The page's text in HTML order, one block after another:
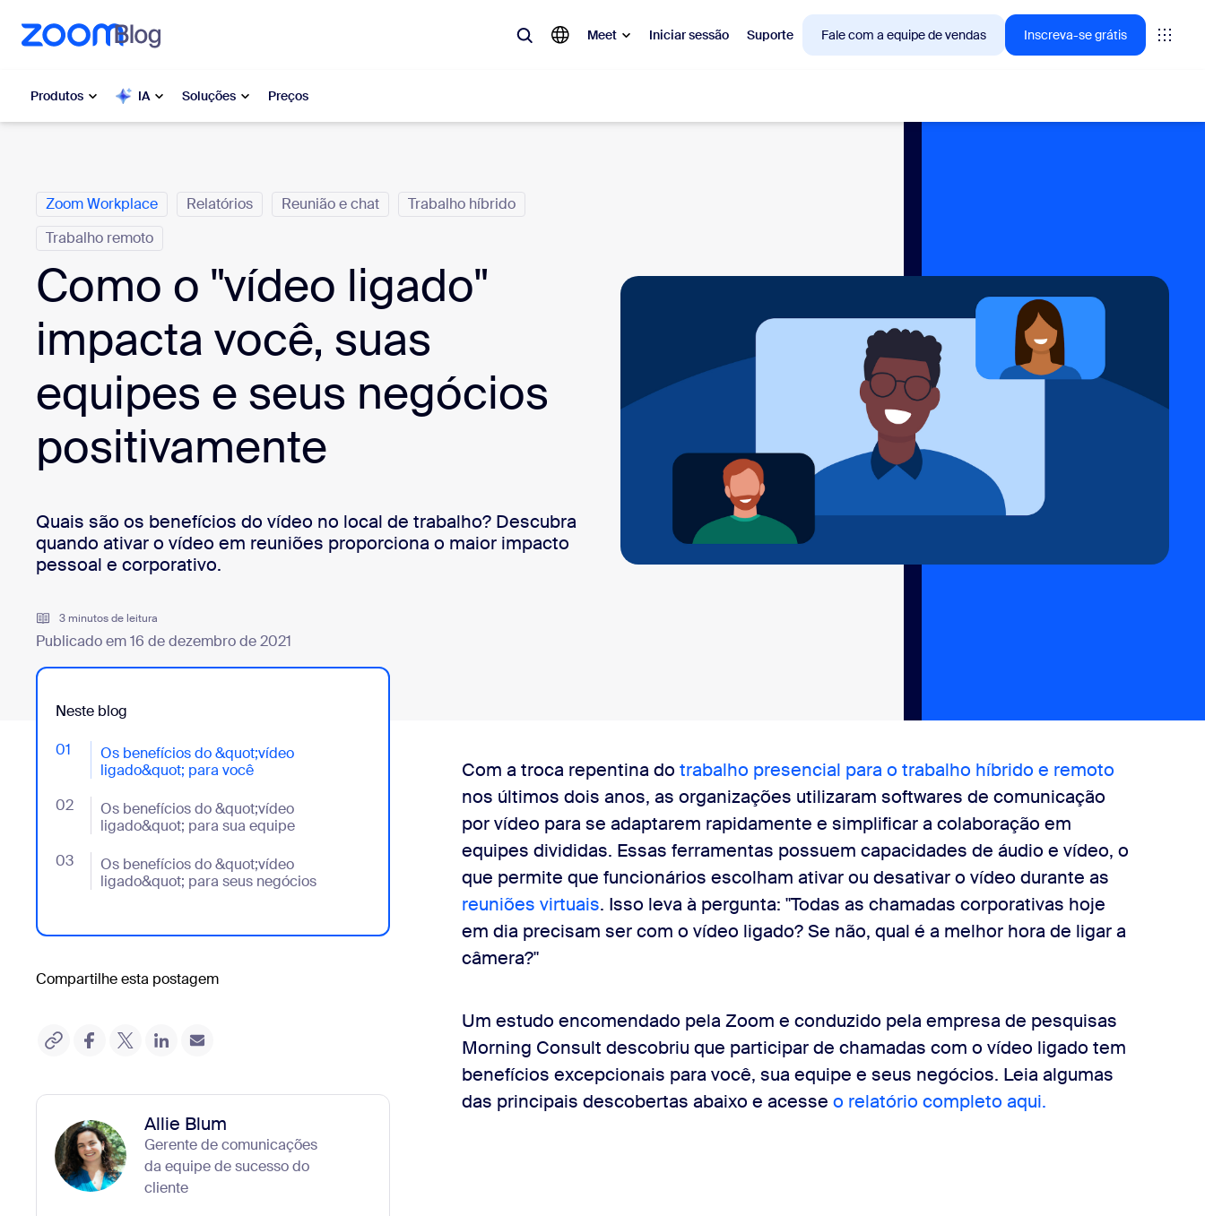
conteúdo principal
o chat de ajuda
Produtos IA Soluções Preços
Meet Iniciar sessão Suporte Fale com a equipe de vendas Inscreva-se grátis
Zoom Workplace
Zoom AI
Desenvolvedores
Aplicativos e integrações
O que está em alta, a tendência do momento, o que está gerando repercussão — as soluções que os clientes Zoom estão buscando no
ZoomMate
Phone
Contact Center Insights de CX
Instalar no computador
Central de downloads
Entre em contato
+1.888.799.9666/+1.888.303.1012
Categorias
Zoom Workplace Relatórios Reunião e chat
Trabalho híbrido
Trabalho remoto
Como o "vídeo ligado"
impacta você, suas
equipes e seus negócios
positivamente
Quais são os benefícios do vídeo no local de trabalho? Descubra
quando ativar o vídeo em reuniões proporciona o maior impacto
pessoal e corporativo.
3 minutos de leitura
Publicado em 16 de dezembro de 2021
Neste blog
01
Os benefícios do &quot;vídeo
ligado&quot; para você
- Jumplink to Os benefícios do &quot;vídeo ligado&quot; para você
02
Os benefícios do &quot;vídeo
ligado&quot; para sua equipe
- Jumplink to Os benefícios do &quot;vídeo ligado&quot; para sua equipe
03
Os benefícios do &quot;vídeo
ligado&quot; para seus negócios
- Jumplink to Os benefícios do &quot;vídeo ligado&quot; para seus negócios
Compartilhe esta postagem
Allie Blum
Gerente de comunicações
da equipe de sucesso do
cliente
Com a troca repentina do trabalho presencial para o trabalho híbrido e remoto
nos últimos dois anos, as organizações utilizaram softwares de comunicação
por vídeo para se adaptarem rapidamente e simplificar a colaboração em
equipes divididas. Essas ferramentas possuem capacidades de áudio e vídeo, o
que permite que funcionários escolham ativar ou desativar o vídeo durante as
reuniões virtuais. Isso leva à pergunta: "Todas as chamadas corporativas hoje
em dia precisam ser com o vídeo ligado? Se não, qual é a melhor hora de ligar a
câmera?"
Um estudo encomendado pela Zoom e conduzido pela empresa de pesquisas
Morning Consult descobriu que participar de chamadas com o vídeo ligado tem
benefícios excepcionais para você, sua equipe e seus negócios. Leia algumas
das principais descobertas abaixo e acesse o relatório completo aqui.